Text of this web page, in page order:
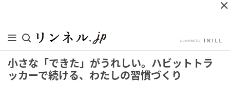
小さな「できた」がうれしい。ハビットトラ
ッカーで続ける、わたしの習慣づくり